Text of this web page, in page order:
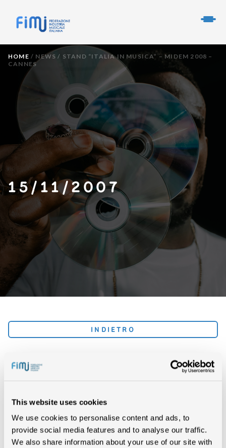
This website uses cookies
We use cookies to personalise content and ads, to
provide social media features and to analyse our traffic.
We also share information about your use of our site with
HOME / NEWS / STAND “ITALIA IN MUSICA” – MIDEM 2008 –
CANNES
15/11/2007
INDIETRO
STAND “ITALIA IN MUSICA”
EVENTI